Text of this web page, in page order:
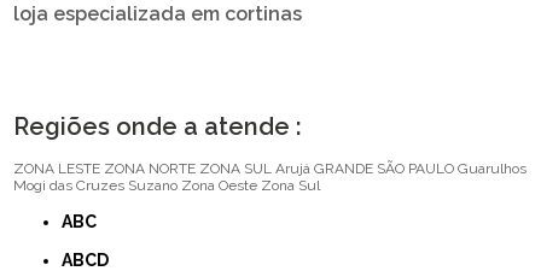
loja especializada em cortinas
Regiões onde a atende :
ZONA LESTE ZONA NORTE ZONA SUL Arujá GRANDE SÃO PAULO Guarulhos
Mogi das Cruzes Suzano Zona Oeste Zona Sul
ABC
ABCD